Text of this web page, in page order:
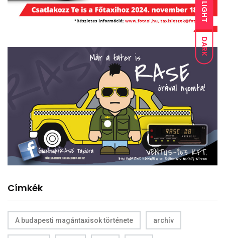
LIGHT
DARK
Címkék
A budapesti magántaxisok története archív